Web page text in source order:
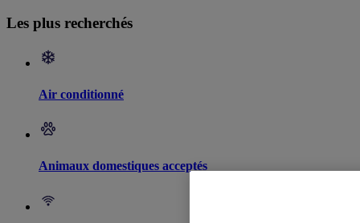
Les plus recherchés
Air conditionné
Animaux domestiques acceptés